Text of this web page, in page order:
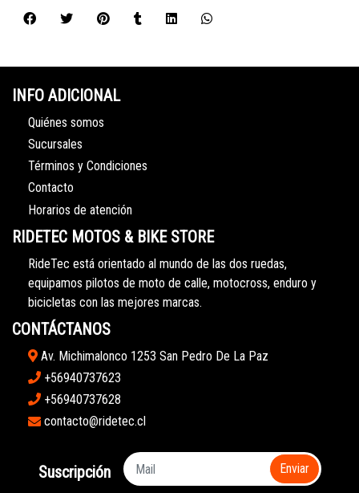
INFO ADICIONAL
Quiénes somos
Sucursales
Términos y Condiciones
Contacto
Horarios de atención
RIDETEC MOTOS & BIKE STORE
RideTec está orientado al mundo de las dos ruedas,
equipamos pilotos de moto de calle, motocross, enduro y
bicicletas con las mejores marcas.
CONTÁCTANOS
Av. Michimalonco 1253 San Pedro De La Paz
+56940737623
+56940737628
contacto@ridetec.cl
Suscripción Enviar